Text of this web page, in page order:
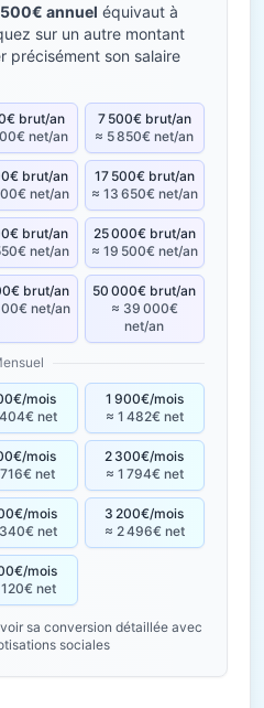
500€ annuel équivaut à
sur un autre montant
précisément son salaire
brut/an
net/an
7 500€ brut/an
≈ 5 850€ net/an
brut/an
net/an
17 500€ brut/an
≈ 13 650€ net/an
brut/an
net/an
25 000€ brut/an
≈ 19 500€ net/an
brut/an
net/an
50 000€ brut/an
≈ 39 000€
net/an
mois
net
1 900€/mois
≈ 1 482€ net
mois
net
2 300€/mois
≈ 1 794€ net
mois
net
3 200€/mois
≈ 2 496€ net
mois
net
sa conversion détaillée avec
sociales